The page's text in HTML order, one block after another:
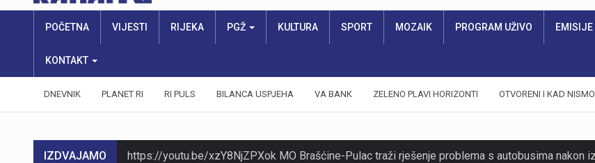
POČETNA VIJESTI RIJEKA PGŽ KULTURA SPORT MOZAIK PROGRAM UŽIVO EMISIJE
KONTAKT
DNEVNIK PLANET RI RI PULS BILANCA USPJEHA VA BANK ZELENO PLAVI HORIZONTI OTVORENI I KAD NISMO
IZDVAJAMO